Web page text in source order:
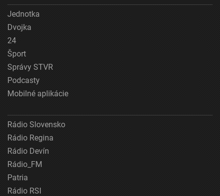
Jednotka
Dvojka
24
Šport
Správy STVR
Podcasty
Mobilné aplikácie
Rádio Slovensko
Rádio Regina
Rádio Devín
Rádio_FM
Patria
Rádio RSI